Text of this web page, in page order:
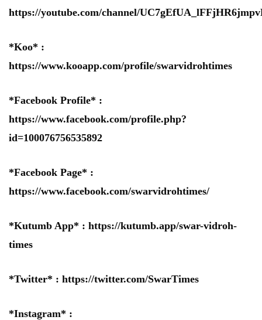
https://youtube.com/channel/
*Koo* :
https://www.kooapp.com/profile/swarvidrohtimes
*Facebook Profile* :
https://www.facebook.com/profile.php?
id=100076756535892
*Facebook Page* :
https://www.facebook.com/swarvidrohtimes/
*Kutumb App* : https://kutumb.app/swar-vidroh-
times
*Twitter* : https://twitter.com/SwarTimes
*Instagram* :